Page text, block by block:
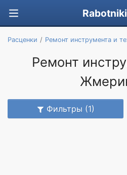
Расценки Ремонт инструмента и
Ремонт
Фильтры (1)